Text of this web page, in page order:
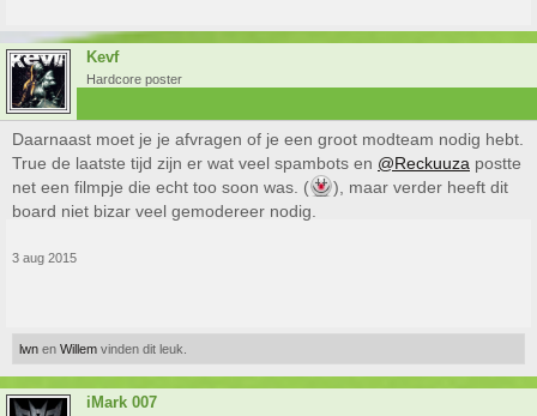
Kevf
Hardcore poster
Daarnaast moet je je afvragen of je een groot modteam nodig hebt.
True de laatste tijd zijn er wat veel spambots en @Reckuuza postte
net een filmpje die echt too soon was. (
), maar verder heeft dit
board niet bizar veel gemodereer nodig.
3 aug 2015
lwn en Willem vinden dit leuk.
iMark 007